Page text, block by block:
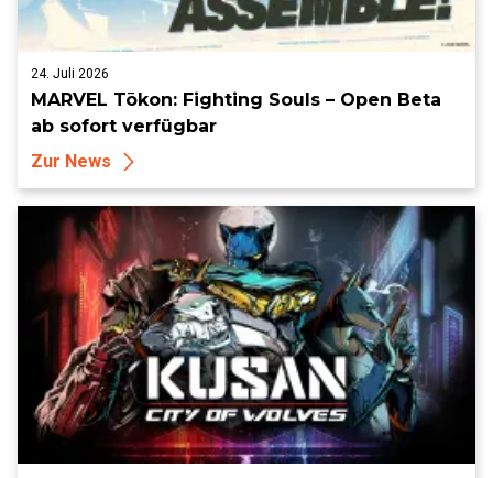
24. Juli 2026
MARVEL Tōkon: Fighting Souls – Open Beta
ab sofort verfügbar
Zur News